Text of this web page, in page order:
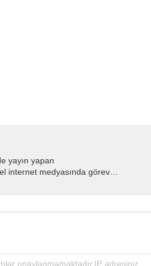
yayın yapan
internet medyasında görev